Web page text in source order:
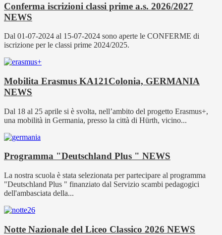
Conferma iscrizioni classi prime a.s. 2026/2027
NEWS
Dal 01-07-2024 al 15-07-2024 sono aperte le CONFERME di
iscrizione per le classi prime 2024/2025.
Mobilita Erasmus KA121Colonia, GERMANIA
NEWS
Dal 18 al 25 aprile si è svolta, nell’ambito del progetto Erasmus+,
una mobilità in Germania, presso la città di Hürth, vicino...
Programma "Deutschland Plus " NEWS
La nostra scuola è stata selezionata per partecipare al programma
"Deutschland Plus " finanziato dal Servizio scambi pedagogici
dell'ambasciata della...
Notte Nazionale del Liceo Classico 2026 NEWS